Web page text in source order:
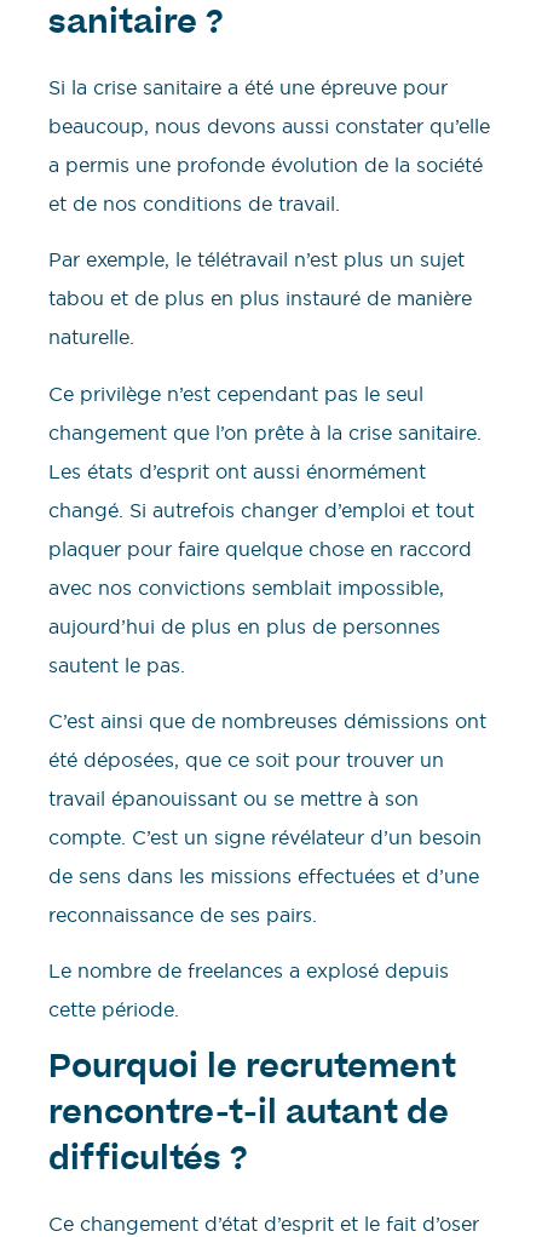
sanitaire ?
Si la crise sanitaire a été une épreuve pour
beaucoup, nous devons aussi constater qu’elle
a permis une profonde évolution de la société
et de nos conditions de travail.
Par exemple, le télétravail n’est plus un sujet
tabou et de plus en plus instauré de manière
naturelle.
Ce privilège n’est cependant pas le seul
changement que l’on prête à la crise sanitaire.
Les états d’esprit ont aussi énormément
changé. Si autrefois changer d’emploi et tout
plaquer pour faire quelque chose en raccord
avec nos convictions semblait impossible,
aujourd’hui de plus en plus de personnes
sautent le pas.
C’est ainsi que de nombreuses démissions ont
été déposées, que ce soit pour trouver un
travail épanouissant ou se mettre à son
compte. C’est un signe révélateur d’un besoin
de sens dans les missions effectuées et d’une
reconnaissance de ses pairs.
Le nombre de freelances a explosé depuis
cette période.
Pourquoi le recrutement
rencontre-t-il autant de
difficultés ?
Ce changement d’état d’esprit et le fait d’oser